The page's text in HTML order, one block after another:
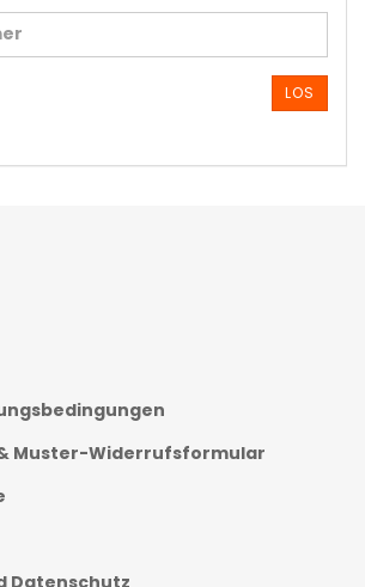
LOS
Muster-Widerrufsformular
Datenschutz